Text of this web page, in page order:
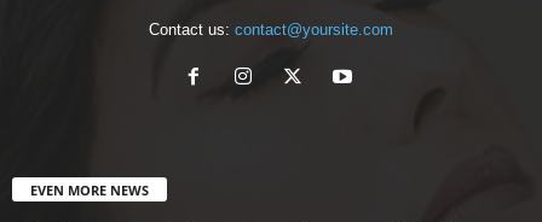
Contact us: contact@yoursite.com
EVEN MORE NEWS